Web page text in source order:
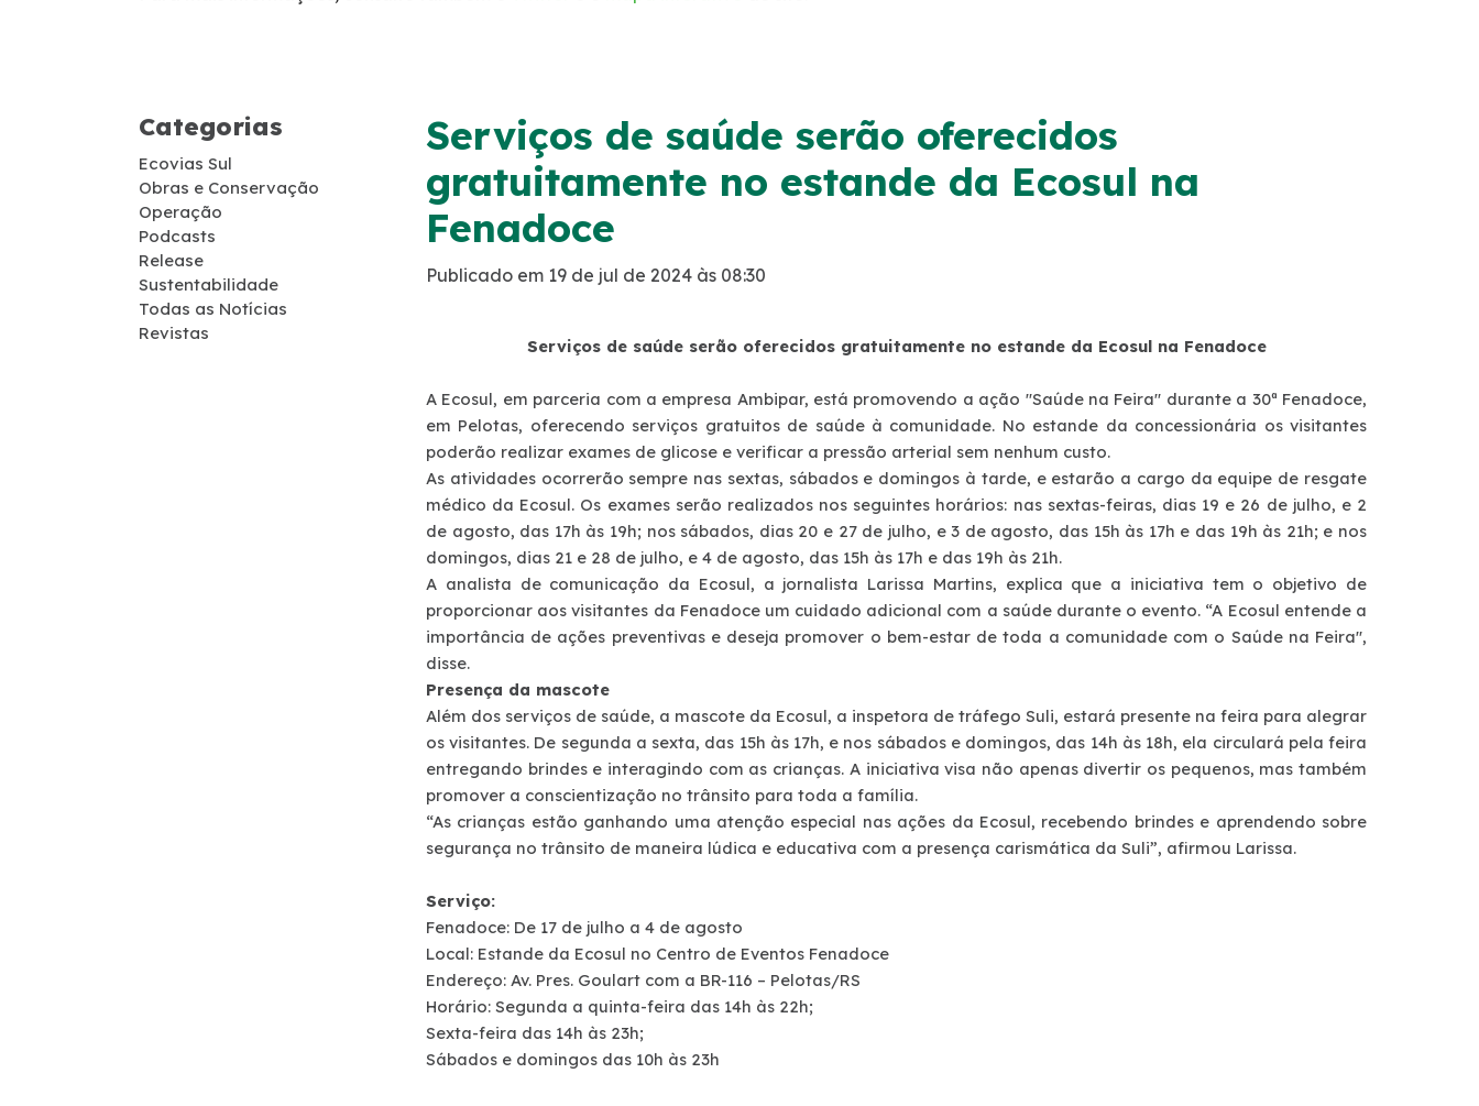
Telefone de Emergência
Cargas Especiais
Categorias
Ecovias Sul
Obras e Conservação
Operação
Podcasts
Release
Sustentabilidade
Todas as Notícias
Revistas
Serviços de saúde serão oferecidos
gratuitamente no estande da Ecosul na
Fenadoce
Publicado em 19 de jul de 2024 às 08:30
Serviços de saúde serão oferecidos gratuitamente no estande da Ecosul na Fenadoce
A Ecosul, em parceria com a empresa Ambipar, está promovendo a ação "Saúde na Feira" durante a 30ª Fenadoce,
em Pelotas, oferecendo serviços gratuitos de saúde à comunidade. No estande da concessionária os visitantes
poderão realizar exames de glicose e verificar a pressão arterial sem nenhum custo.
As atividades ocorrerão sempre nas sextas, sábados e domingos à tarde, e estarão a cargo da equipe de resgate
médico da Ecosul. Os exames serão realizados nos seguintes horários: nas sextas-feiras, dias 19 e 26 de julho, e 2
de agosto, das 17h às 19h; nos sábados, dias 20 e 27 de julho, e 3 de agosto, das 15h às 17h e das 19h às 21h; e nos
domingos, dias 21 e 28 de julho, e 4 de agosto, das 15h às 17h e das 19h às 21h.
A analista de comunicação da Ecosul, a jornalista Larissa Martins, explica que a iniciativa tem o objetivo de
proporcionar aos visitantes da Fenadoce um cuidado adicional com a saúde durante o evento. “A Ecosul entende a
importância de ações preventivas e deseja promover o bem-estar de toda a comunidade com o Saúde na Feira",
disse.
Presença da mascote
Além dos serviços de saúde, a mascote da Ecosul, a inspetora de tráfego Suli, estará presente na feira para alegrar
os visitantes. De segunda a sexta, das 15h às 17h, e nos sábados e domingos, das 14h às 18h, ela circulará pela feira
entregando brindes e interagindo com as crianças. A iniciativa visa não apenas divertir os pequenos, mas também
promover a conscientização no trânsito para toda a família.
“As crianças estão ganhando uma atenção especial nas ações da Ecosul, recebendo brindes e aprendendo sobre
segurança no trânsito de maneira lúdica e educativa com a presença carismática da Suli”, afirmou Larissa.
Serviço:
Fenadoce: De 17 de julho a 4 de agosto
Local: Estande da Ecosul no Centro de Eventos Fenadoce
Endereço: Av. Pres. Goulart com a BR-116 – Pelotas/RS
Horário: Segunda a quinta-feira das 14h às 22h;
Sexta-feira das 14h às 23h;
Sábados e domingos das 10h às 23h